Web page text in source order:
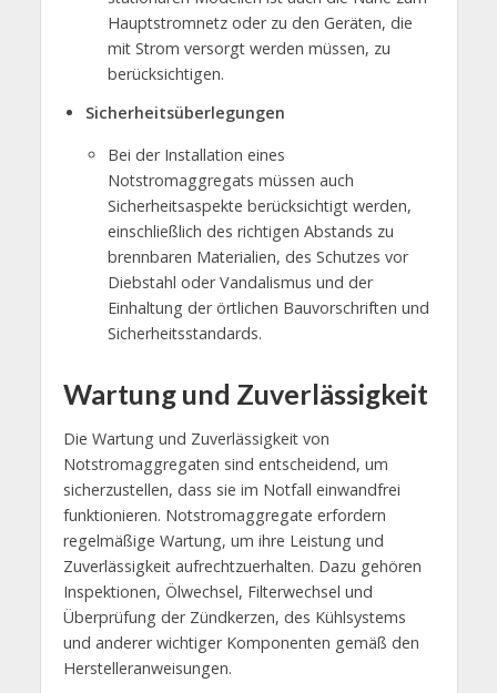
Hauptstromnetz oder zu den Geräten, die
mit Strom versorgt werden müssen, zu
berücksichtigen.
Sicherheitsüberlegungen
Bei der Installation eines
Notstromaggregats müssen auch
Sicherheitsaspekte berücksichtigt werden,
einschließlich des richtigen Abstands zu
brennbaren Materialien, des Schutzes vor
Diebstahl oder Vandalismus und der
Einhaltung der örtlichen Bauvorschriften und
Sicherheitsstandards.
Wartung und Zuverlässigkeit
Die Wartung und Zuverlässigkeit von
Notstromaggregaten sind entscheidend, um
sicherzustellen, dass sie im Notfall einwandfrei
funktionieren. Notstromaggregate erfordern
regelmäßige Wartung, um ihre Leistung und
Zuverlässigkeit aufrechtzuerhalten. Dazu gehören
Inspektionen, Ölwechsel, Filterwechsel und
Überprüfung der Zündkerzen, des Kühlsystems
und anderer wichtiger Komponenten gemäß den
Herstelleranweisungen.